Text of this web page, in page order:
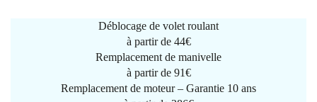
Déblocage de volet roulant
à partir de 44€
Remplacement de manivelle
à partir de 91€
Remplacement de moteur – Garantie 10 ans